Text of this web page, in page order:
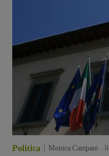
Politica Monica Campani